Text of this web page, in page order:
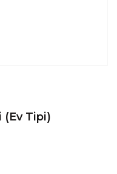
(Ev Tipi)